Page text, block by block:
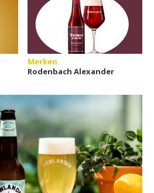
Merken
Rodenbach Alexander